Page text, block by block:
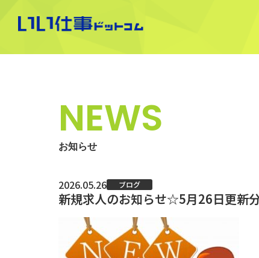
NEWS
お知らせ
2026.05.26 ブログ
新規求人のお知らせ☆5月26日更新